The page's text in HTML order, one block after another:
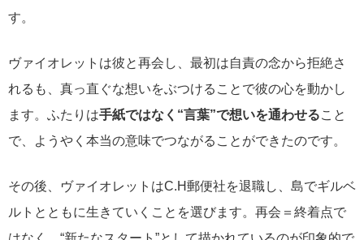
す。
ヴァイオレットは彼と再会し、最初は自責の念から拒絶さ
れるも、真っ直ぐな想いをぶつけることで彼の心を動かし
ます。ふたりは手紙ではなく“言葉”で想いを通わせること
で、ようやく本当の意味でつながることができたのです。
その後、ヴァイオレットはC.H郵便社を退職し、島でギルベ
ルトとともに生きていくことを選びます。再会＝終着点で